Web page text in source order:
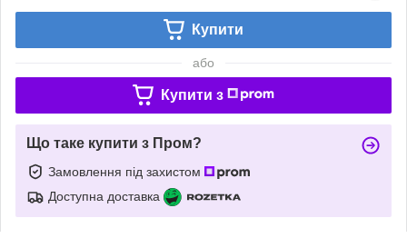
Купити
або
Купити з
Що таке купити з Пром?
Замовлення під захистом
Доступна доставка